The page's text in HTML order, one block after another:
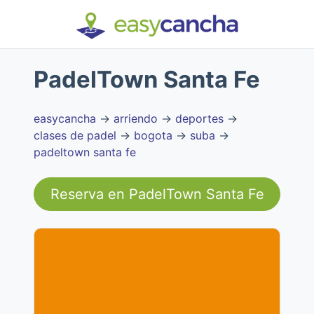
PadelTown Santa Fe
easycancha → arriendo → deportes →
clases de padel → bogota → suba →
padeltown santa fe
Reserva en PadelTown Santa Fe